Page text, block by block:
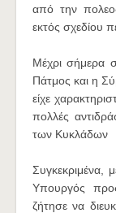
από την
εκτός σχεδίου
Μέχρι σήμερα
Πάτμος και η
είχε
πολλές
των Κυκλάδων
Υπουργός
ζήτησε να